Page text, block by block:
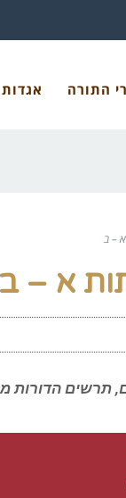
התורה
– ב
א – ב
תרשים הדורות